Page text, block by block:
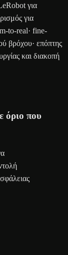
για
για
to-real· fine-
βρόχου· επόπτης
και διακοπή
όριο που